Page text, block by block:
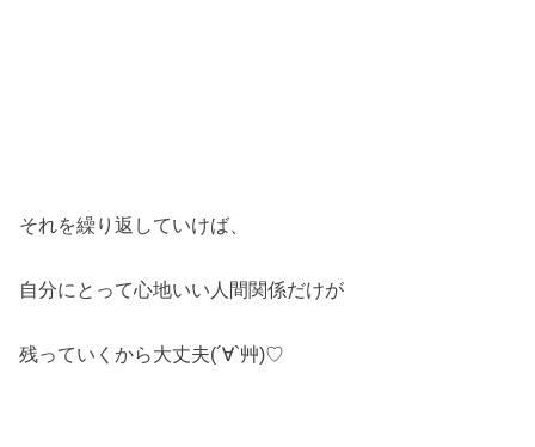
それを繰り返していけば、
自分にとって心地いい人間関係だけが
残っていくから大丈夫(´∀`艸)♡